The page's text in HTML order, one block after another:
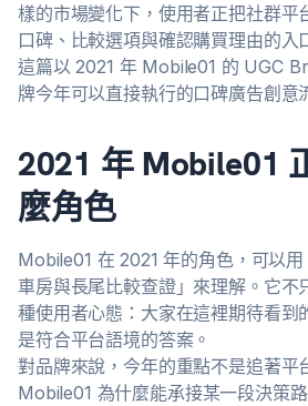
樣的市場變化下，使用者正把社群平
口碑、比較選項與確認購買理由的入
這篇以 2021 年 Mobile01 的 UGC
牌今年可以直接執行的口碑廣告創意
2021 年 Mobile01
麼角色
Mobile01 在 2021 年的角色，可以用
車房與長尾比較查證」來理解。它不
種使用者心態：大家在這裡期待看到
是符合平台語境的答案。
對品牌來說，今年的重點不是追著平
Mobile01 為什麼能承接某一段決策